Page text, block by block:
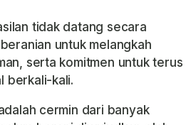
tidak datang secara
untuk melangkah
serta komitmen untuk terus
berkali-kali.
cermin dari banyak